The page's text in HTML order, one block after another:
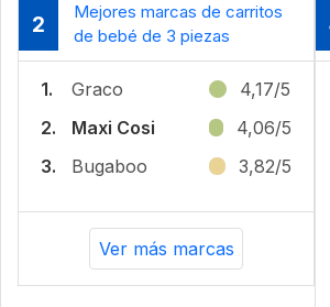
2
Mejores marcas de carritos
de bebé de 3 piezas
1. Graco
4,17/5
2.
Maxi Cosi
4,06/5
3.
Bugaboo 3,82/5
Ver más marcas